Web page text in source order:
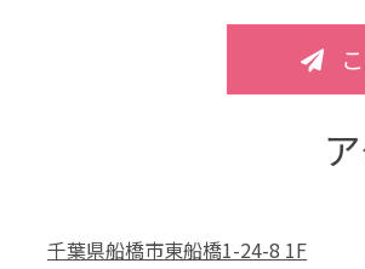
千葉県船橋市東船橋1-24-8 1F